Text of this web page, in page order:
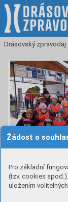
Žádost o
Pro základní
(tzv. cookies
uložením
Drásovský zpravodaj